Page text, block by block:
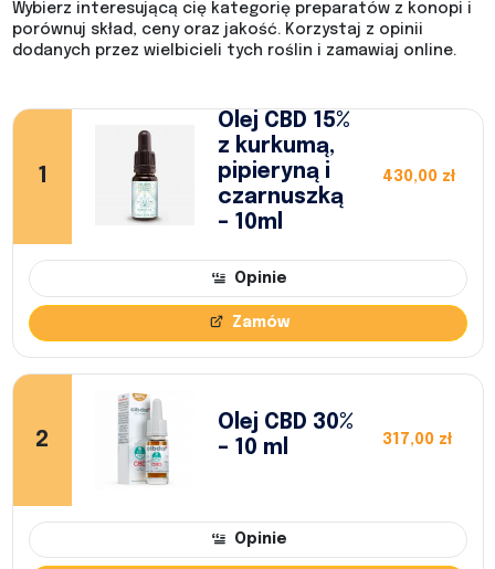
Wybierz interesującą cię kategorię preparatów z konopi i
porównuj skład, ceny oraz jakość. Korzystaj z opinii
dodanych przez wielbicieli tych roślin i zamawiaj online.
1
Olej CBD 15%
z kurkumą,
pipieryną i
czarnuszką
– 10ml
430,00 zł
Opinie
Zamów
2
Olej CBD 30%
– 10 ml
317,00 zł
Opinie